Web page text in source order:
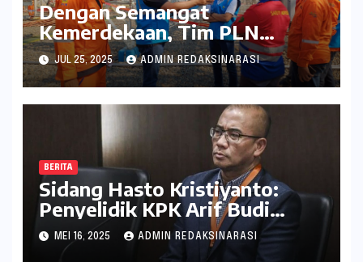
Dengan Semangat
Kemerdekaan, Tim PLN
Percepat Peningkatan
Keandalan Listrik Melalui
Uprating Peralatan di Gardu
Induk 150 kV Kaliwungu
JUL 25, 2025 ADMIN REDAKSINARASI
BERITA
Sidang Hasto Kristiyanto:
Penyelidik KPK Arif Budi
Raharjo Dihadirkan sebagai
Saksi Kunci
MEI 16, 2025 ADMIN REDAKSINARASI